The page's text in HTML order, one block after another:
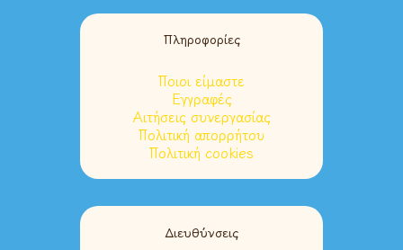
Πληροφορίες
Ποιοι είμαστε
Εγγραφές
Αιτήσεις συνεργασίας
Πολιτική απορρήτου
Πολιτική cookies
Διευθύνσεις